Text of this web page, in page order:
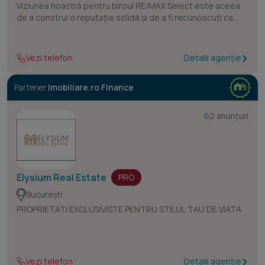
Viziunea noastră pentru biroul RE/MAX Select este aceea
de a construi o reputație solidă și de a fi recunoscuți ca
Vezi telefon
Detalii agenție
Partener Imobiliare.ro Finance
62 anunțuri
Elysium Real Estate
PRO
București
PROPRIETATI EXCLUSIVISTE PENTRU STILUL TAU DE VIATA
Vezi telefon Detalii agenție